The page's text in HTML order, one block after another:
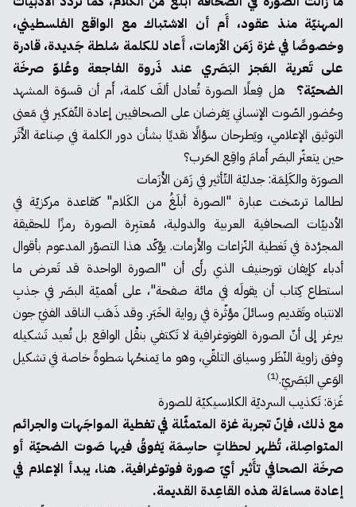
المهنيّة منذ عقود، أَم أن الاشتباك مع الواقع الفلسطيني،
وخصوصًا في غزة زَمَن الأزمات، أَعاد للكلمة سُلطة جَديدة، قادرة
على تَعرية العَجز البَصَري عند ذَروة الفاجعة وعُلوّ صرخَة
الضحيّة؟ هل فِعلًا الصورة تُعادل ألفَ كلمة، أَم أن قسوَة المشهد
وحُضور الصّوت الإنساني يَفرضان على الصحافيين إعادة التّفكير في مَعنى
التوثيق الإعلامي، ويَطرحان سؤالًا نقديًا بشأن دور الكلمة في صِناعة الأَثَر
حين يتعثّر البصَر أَمامَ واقِع الحَرب؟
الصورَة والكَلِمَة: جدليّة التّأثير في زَمَن الأَزَمات
لطالما ترسّخت عبارة "الصورة أبلَغُ من الكَلام" كقاعدة مركزيّة في
الأدبيّات الصحافية العربية والدولية، مُعتبِرة الصورة رمزًا للحقيقة
المجرَّدة في تَغطية النّزاعات والأَزمات. يؤكّد هذا التصوّر المدعوم بأقوال
أدباء كإيفان تورجنيف الذي رأَى أن "الصورة الواحدة قد تَعرض ما
استطاع كِتاب أن يقولَه في مائة صفحة"، على أهميّة البصَر في جذبِ
الانتباه وتَقديم وسائلَ مؤثّرة في رواية الخَبَر. وقد ذَهَب الناقد الفنيّ جون
بيرغر إلى أنّ الصورة الفوتوغرافية لا تَكتفي بنقْل الواقع بل تُعيد تَشكيله
وِفق زاوية النّظَر وسياق التلقّي، وهو ما يَمنحُها سَطوةً خاصة في تشكيل
الوَعي البَصَريّ.(1)
غَزة: تَكذيب السرديّة الكلاسيكيّة للصورة
مع ذلك، فإنّ تجربة غزة المتمثّلة في تغطية المواجَهات والجرائم
المتواصِلة، تُظهر لحظاتٍ حاسِمَة يَفوقُ فيها صَوت الضحيّة أو
صرخَة الصحافي تأَثير أيّ صورة فوتوغرافية. هنا، يبدأ الإعلام في
إعادة مساءَلة هذه القاعِدة القديمة.